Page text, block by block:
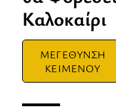
Καλοκαίρι
ΜΕΓΕΘΥΝΣΗ
ΚΕΙΜΕΝΟΥ